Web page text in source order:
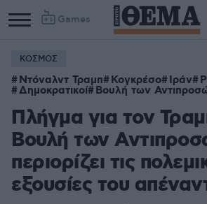
Games
Column
1
Column
2
ΚΟΣΜΟΣ
Ντόναλντ Τραμπ Κογκρέσο Ιράν
Δημοκρατικοί Βουλή των
Πλήγμα για τον
Βουλή των
περιορίζει τις
εξουσίες του